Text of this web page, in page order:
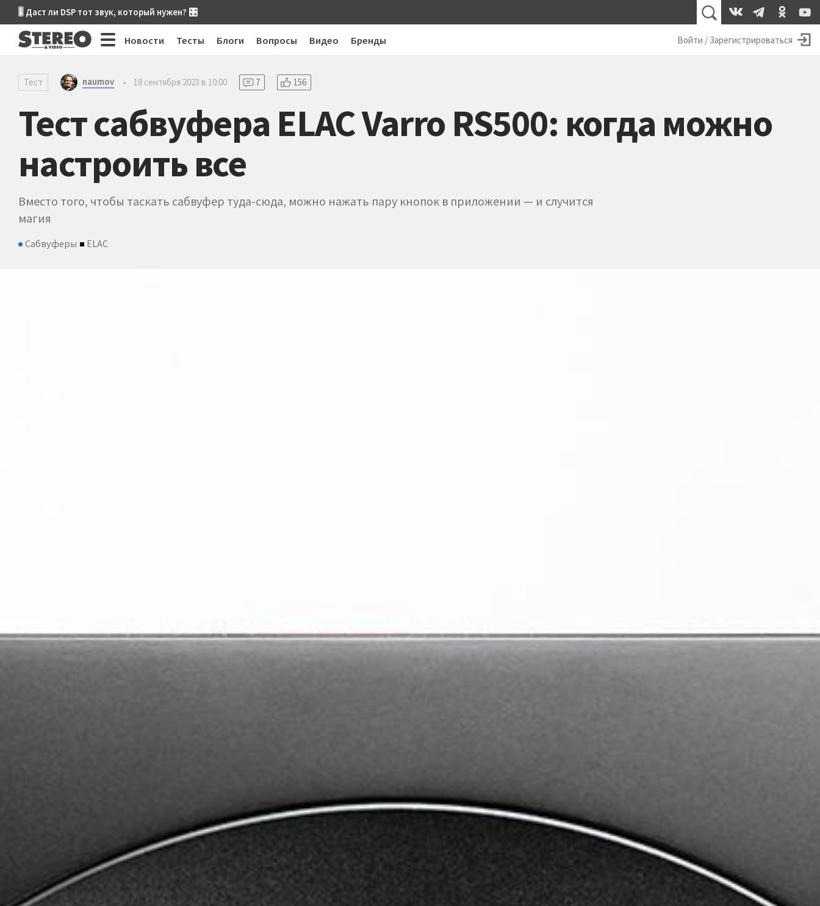
🎚 Даст ли DSP тот звук, который нужен? 🎛
Новости Тесты Блоги Вопросы Видео Бренды Войти / Зарегистрироваться
Тест naumov • 18 сентября 2023 в 10:00 7 156
Тест сабвуфера ELAC Varro RS500: когда можно
настроить все
Вместо того, чтобы таскать сабвуфер туда-сюда, можно нажать пару кнопок в приложении — и случится
магия
Сабвуферы ELAC